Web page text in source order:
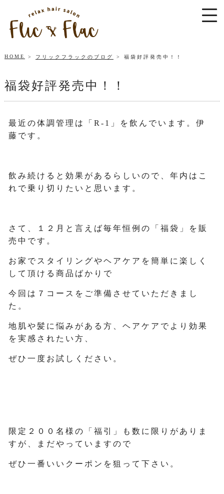
HOME フリックフラックのブログ 福袋好評発売中！！
福袋好評発売中！！
最近の体調管理は「R-1」を飲んでいます。伊
藤です。
飲み続けると効果があるらしいので、年内はこ
れで乗り切りたいと思います。
さて、１２月と言えば毎年恒例の「福袋」を販
売中です。
お家でスタイリングやヘアケアを簡単に楽しく
して頂ける商品ばかりで
今回は７コースをご準備させていただきまし
た。
地肌や髪に悩みがある方、ヘアケアでより効果
を実感されたい方、
ぜひ一度お試しください。
限定２００名様の「福引」も数に限りがありま
すが、まだやっていますので
ぜひ一番いいクーポンを狙って下さい。